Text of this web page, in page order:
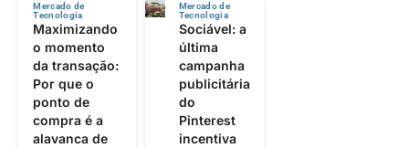
Mercado de
Tecnologia
Maximizando
o momento
da transação:
Por que o
ponto de
compra é a
alavanca de
Mercado de
Tecnologia
Sociável: a
última
campanha
publicitária
do
Pinterest
incentiva